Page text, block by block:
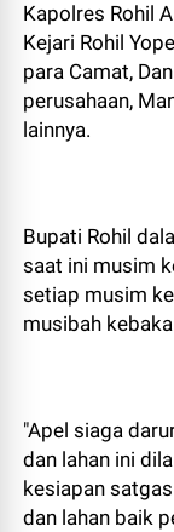
Kapolres Rohil
Kejari Rohil
para Camat,
perusahaan,
lainnya.
Bupati Rohil
saat ini musim
setiap musim
musibah
"Apel siaga
dan lahan ini
kesiapan
dan lahan baik